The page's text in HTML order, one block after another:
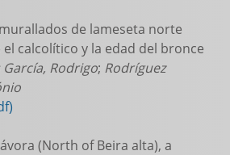
de lameseta norte
calcolítico y la edad del bronce
García, Rodrigo; Rodríguez
(North of Beira alta), a